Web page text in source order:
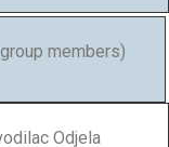
members)
Odjela